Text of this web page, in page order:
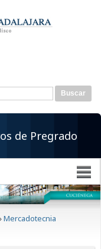
Formulario de
de Pregrado
Mercadotecnia